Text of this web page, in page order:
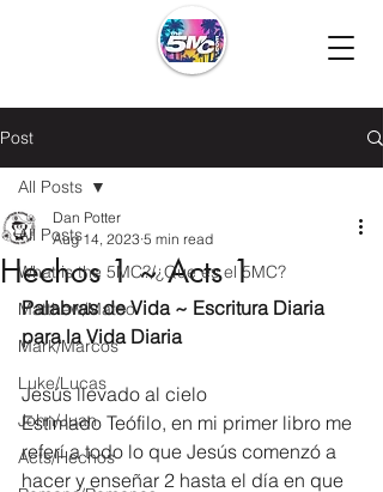
Post
All Posts
What is the 5MC?/¿Que es el 5MC?
Matthew/Mateo
Mark/Marcos
Luke/Lucas
John/Juan
Acts/Hechos
All Posts
Hechos 1 ~ Acts 1
Dan Potter
Aug 14, 2023 5 min read
Palabras de Vida ~ Escritura Diaria
para la Vida Diaria
Jesús llevado al cielo
Estimado Teófilo, en mi primer libro me
referí a todo lo que Jesús comenzó a
hacer y enseñar 2 hasta el día en que